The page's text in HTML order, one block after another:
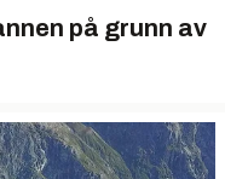
på grunn av